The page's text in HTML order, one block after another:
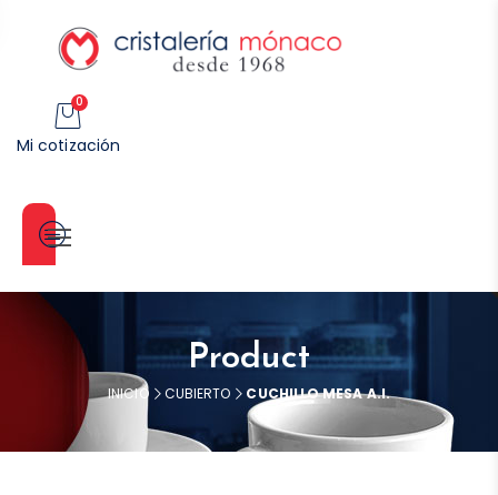
0
Mi cotización
Categorías
Product
INICIO CUBIERTO CUCHILLO MESA A.I.